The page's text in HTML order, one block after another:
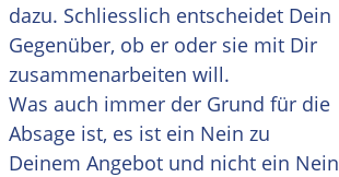
dazu. Schliesslich entscheidet Dein
Gegenüber, ob er oder sie mit Dir
zusammenarbeiten will.
Was auch immer der Grund für die
Absage ist, es ist ein Nein zu
Deinem Angebot und nicht ein Nein